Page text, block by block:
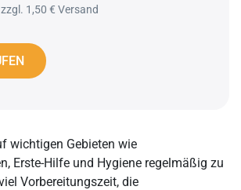
1,50 € Versand
wichtigen Gebieten wie
Erste-Hilfe und Hygiene regelmäßig zu
Vorbereitungszeit, die